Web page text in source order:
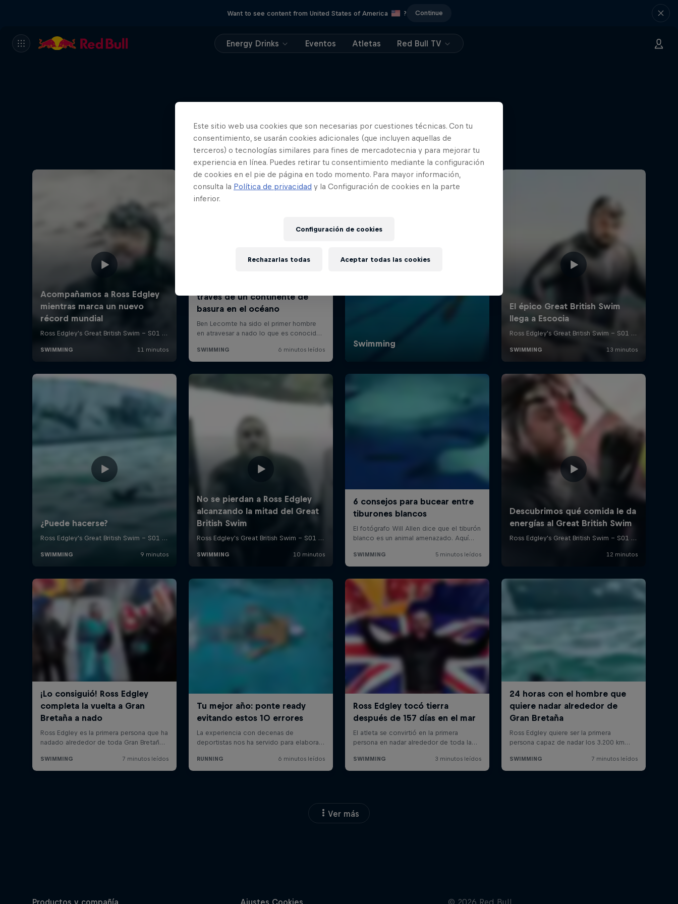
Want to see content from United States of America ? Continue
Energy Drinks Eventos Atletas Red Bull TV
Más contenidos similares
Ver más
Este sitio web usa cookies que son necesarias por cuestiones técnicas. Con tu
consentimiento, se usarán cookies adicionales (que incluyen aquellas de
terceros) o tecnologías similares para fines de mercadotecnia y para mejorar tu
experiencia en línea. Puedes retirar tu consentimiento mediante la configuración
de cookies en el pie de página en todo momento. Para mayor información,
consulta la Política de privacidad y la Configuración de cookies en la parte
inferior.
Configuración de cookies
Rechazarlas todas Aceptar todas las cookies